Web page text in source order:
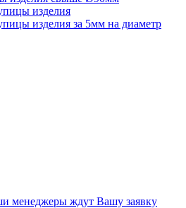
изделия
изделия за 5мм на диаметр
менеджеры ждут Вашу заявку